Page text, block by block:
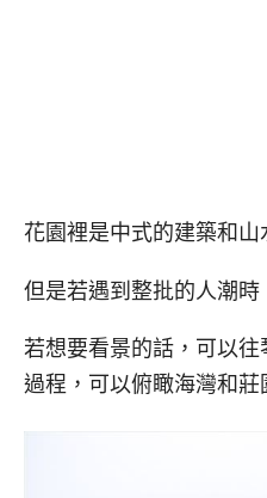
花園裡是中式的建築和山
但是若遇到整批的人潮
若想要看景的話，可以
過程，可以俯瞰海灣和莊